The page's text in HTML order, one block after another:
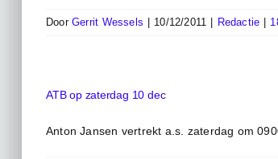
DoorGerrit Wessels 10/12/2011 Redactie
ATB op zaterdag 10 dec
Anton Jansen vertrekt a.s. zaterdag om